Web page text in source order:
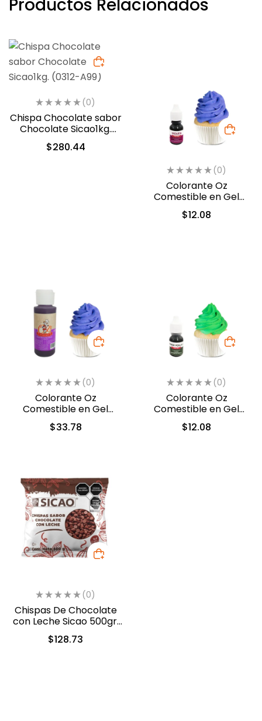
Productos Relacionados
(0)
Chispa Chocolate sabor
Chocolate Sicao1kg.
(0312-A99)
$280.44
(0)
Colorante Oz
Comestible en Gel
Violeta 10ml (556)
$12.08
(0)
Colorante Oz
Comestible en Gel
Violeta 60ml (5312)
$33.78
(0)
Colorante Oz
Comestible en Gel
Verde 10ml (554)
$12.08
(0)
Chispas De Chocolate
con Leche Sicao 500gr.
(2022-A99)
$128.73